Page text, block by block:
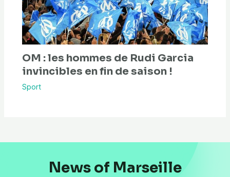
OM : les hommes de Rudi Garcia
invincibles en fin de saison !
Sport
News of Marseille